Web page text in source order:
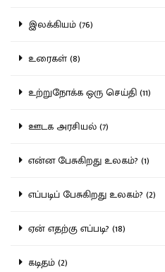
இலக்கியம் (76)
உரைகள் (8)
உற்றுநோக்க ஒரு செய்தி (11)
ஊடக அரசியல் (7)
என்ன பேசுகிறது உலகம்? (1)
எப்படிப் பேசுகிறது உலகம்? (2)
ஏன் எதற்கு எப்படி? (18)
கடிதம் (2)